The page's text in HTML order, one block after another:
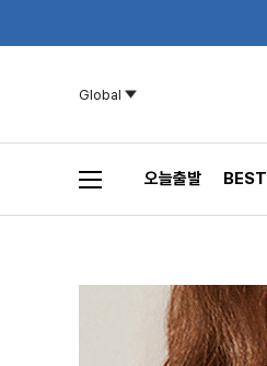
Global
오늘출발 BEST